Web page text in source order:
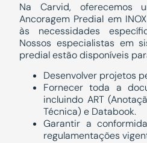
Na Carvid, oferecemos
Ancoragem Predial em
às necessidades
Nossos especialistas em
predial estão disponíveis
Desenvolver projetos
Fornecer toda a
incluindo ART
Técnica) e Databook.
Garantir a
regulamentações